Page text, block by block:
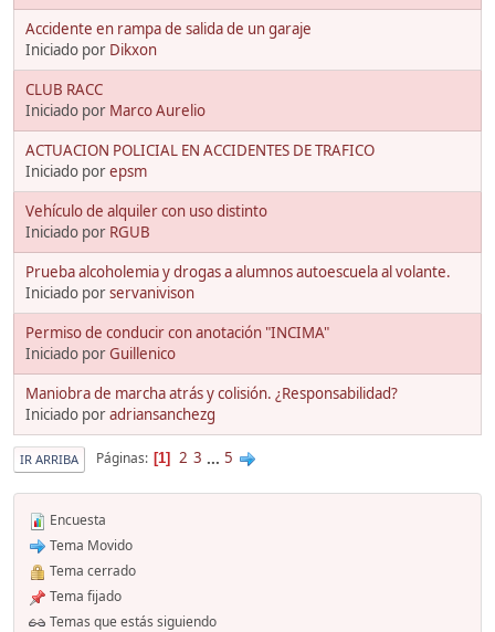
Accidente en rampa de salida de un garaje
Iniciado por Dikxon
CLUB RACC
Iniciado por Marco Aurelio
ACTUACION POLICIAL EN ACCIDENTES DE TRAFICO
Iniciado porepsm
Vehículo de alquiler con uso distinto
Iniciado por RGUB
Prueba alcoholemia y drogas a alumnos autoescuela al volante.
Iniciado porservanivison
Permiso de conducir con anotación "INCIMA"
Iniciado porGuillenico
Maniobra de marcha atrás y colisión. ¿Responsabilidad?
Iniciado poradriansanchezg
IR ARRIBA Páginas 1 2 3 ... 5
Encuesta
Tema Movido
Tema cerrado
Tema fijado
Temas que estás siguiendo